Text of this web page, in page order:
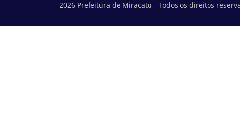
2026 Prefeitura de Miracatu - Todos os direitos